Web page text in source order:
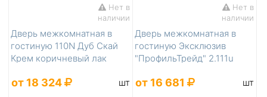
Нет в
наличии
Дверь межкомнатная в
гостиную 110N Дуб Скай
Крем коричневый лак
от 18 324 шт
Нет в
наличии
Дверь межкомнатная в
гостиную Эксклюзив
"ПрофильТрейд" 2.111u
от 16 681 шт